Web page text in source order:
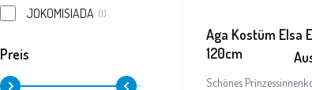
JOKOMISIADA (1)
Preis
Aga Kostüm Elsa
120cm
Schönes